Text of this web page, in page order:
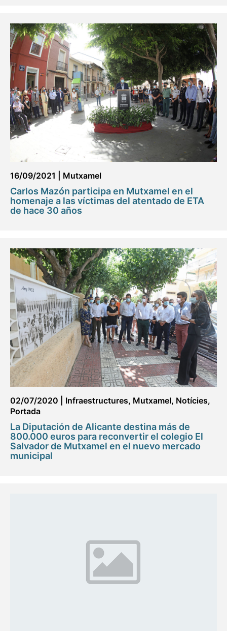
16/09/2021 Mutxamel
Carlos Mazón participa en Mutxamel en el
homenaje a las víctimas del atentado de ETA
de hace 30 años
02/07/2020 Infraestructures, Mutxamel, Notícies,
Portada
La Diputación de Alicante destina más de
800.000 euros para reconvertir el colegio El
Salvador de Mutxamel en el nuevo mercado
municipal